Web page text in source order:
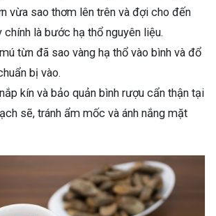
vừa sao thơm lên trên và đợi cho đến
chính là bước hạ thổ nguyên liệu.
từn đã sao vàng hạ thổ vào bình và đổ
bị vào.
kín và bảo quản bình rượu cẩn thận tại
sẽ, tránh ẩm mốc và ánh nắng mặt